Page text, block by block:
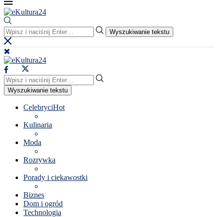
Wyszukiwanie tekstu
Wyszukiwanie tekstu
CelebryciHot
Kulinaria
Moda
Rozrywka
Porady i ciekawostki
Biznes
Dom i ogród
Technologia